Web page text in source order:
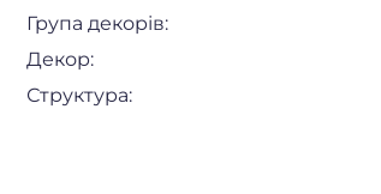
Група декорів:
Декор:
Структура: